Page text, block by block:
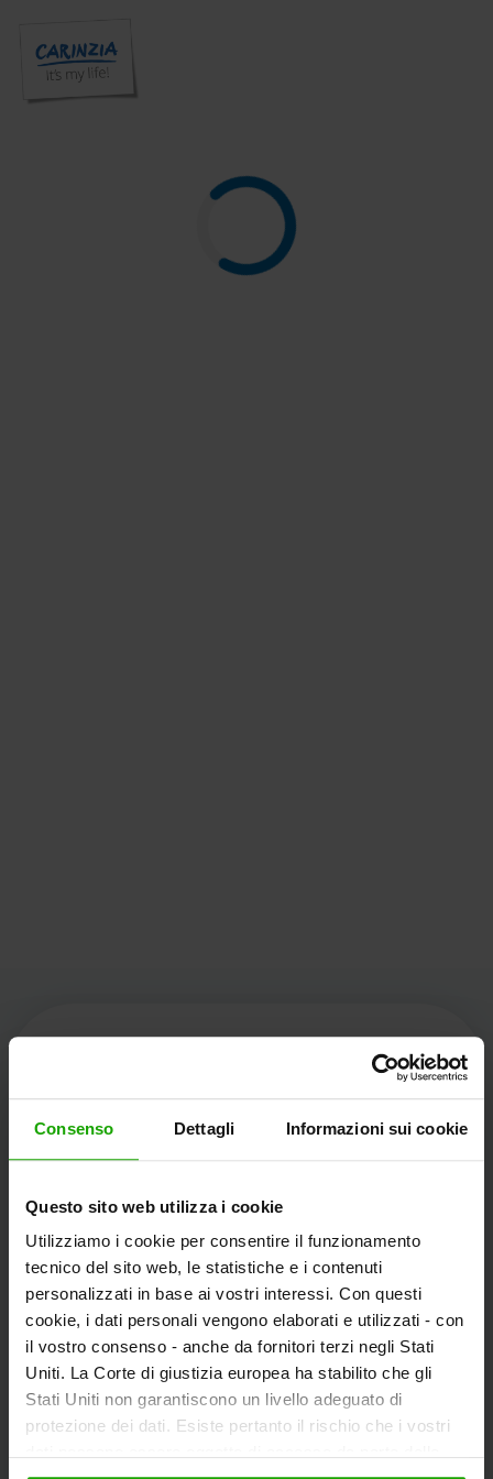
Consenso Dettagli Informazioni sui cookie
Questo sito web utilizza i cookie
Utilizziamo i cookie per consentire il funzionamento
tecnico del sito web, le statistiche e i contenuti
personalizzati in base ai vostri interessi. Con questi
cookie, i dati personali vengono elaborati e utilizzati - con
il vostro consenso - anche da fornitori terzi negli Stati
Uniti. La Corte di giustizia europea ha stabilito che gli
Stati Uniti non garantiscono un livello adeguato di
protezione dei dati. Esiste pertanto il rischio che i vostri
Kärnten Werbung
Völkermarkter Ring 21 - 23
L'Austria
+43/463/3000
info@ kaernten.at
Rimanete informati!